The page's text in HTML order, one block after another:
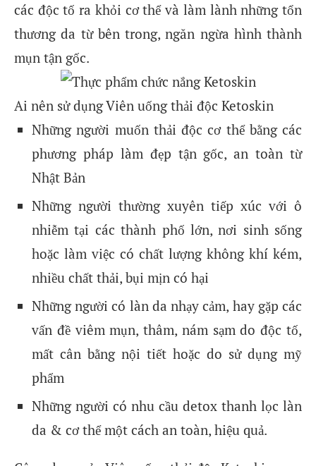
các độc tố ra khỏi cơ thể và làm lành những tổn
thương da từ bên trong, ngăn ngừa hình thành
mụn tận gốc.
Ai nên sử dụng Viên uống thải độc Ketoskin
Những người muốn thải độc cơ thể bằng các
phương pháp làm đẹp tận gốc, an toàn từ
Nhật Bản
Những người thường xuyên tiếp xúc với ô
nhiễm tại các thành phố lớn, nơi sinh sống
hoặc làm việc có chất lượng không khí kém,
nhiều chất thải, bụi mịn có hại
Những người có làn da nhạy cảm, hay gặp các
vấn đề viêm mụn, thâm, nám sạm do độc tố,
mất cân bằng nội tiết hoặc do sử dụng mỹ
phẩm
Những người có nhu cầu detox thanh lọc làn
da & cơ thể một cách an toàn, hiệu quả.